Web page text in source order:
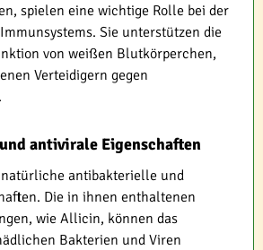
spielen eine wichtige Rolle bei der
Sie unterstützen die
von weißen Blutkörperchen,
Verteidigern gegen
antivirale Eigenschaften
natürliche antibakterielle und
Die in ihnen enthaltenen
wie Allicin, können das
Bakterien und Viren